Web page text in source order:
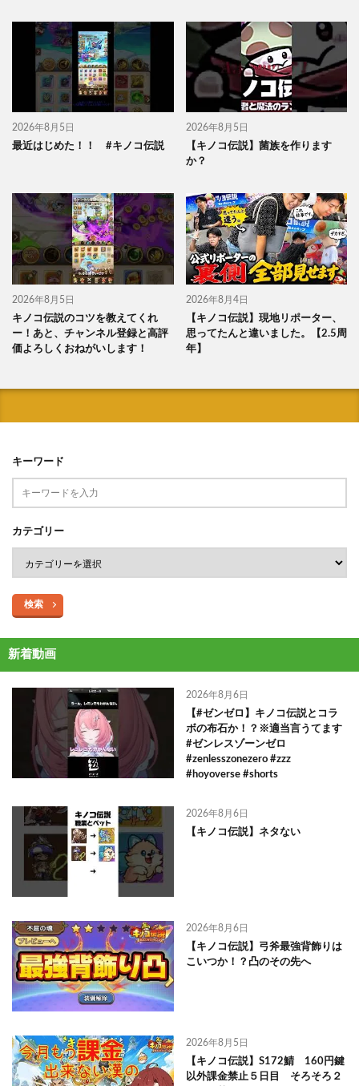
2026年8月5日
最近はじめた！！ #キノコ伝説
2026年8月5日
【キノコ伝説】菌族を作ります
か？
2026年8月5日
キノコ伝説のコツを教えてくれ
ー！あと、チャンネル登録と高評
価よろしくおねがいします！
2026年8月4日
【キノコ伝説】現地リポーター、
思ってたんと違いました。【2.5周
年】
キーワード
カテゴリー
検索
新着動画
2026年8月6日
【#ゼンゼロ】キノコ伝説とコラ
ボの布石か！？※適当言うてます
#ゼンレスゾーンゼロ
#zenlesszonezero #zzz
#hoyoverse #shorts
2026年8月6日
【キノコ伝説】ネタない
2026年8月6日
【キノコ伝説】弓斧最強背飾りは
こいつか！？凸のその先へ
2026年8月5日
【キノコ伝説】S172鯖 160円鍵
以外課金禁止５日目 そろそろ２